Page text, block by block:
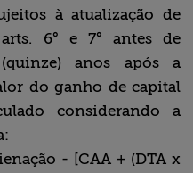
à atualização de
6° e 7° antes de
anos após a
do ganho de capital
considerando a
- [CAA + (DTA x